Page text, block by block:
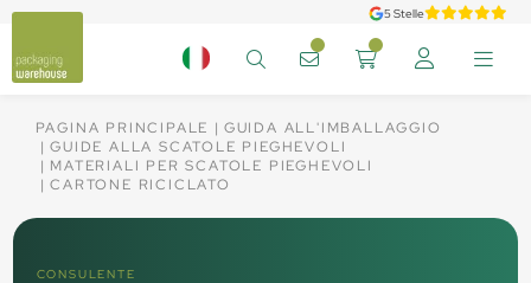
5 Stelle
PAGINA PRINCIPALE
GUIDA ALL'IMBALLAGGIO
GUIDE ALLA SCATOLE PIEGHEVOLI
MATERIALI PER SCATOLE PIEGHEVOLI
CARTONE RICICLATO
CONSULENTE